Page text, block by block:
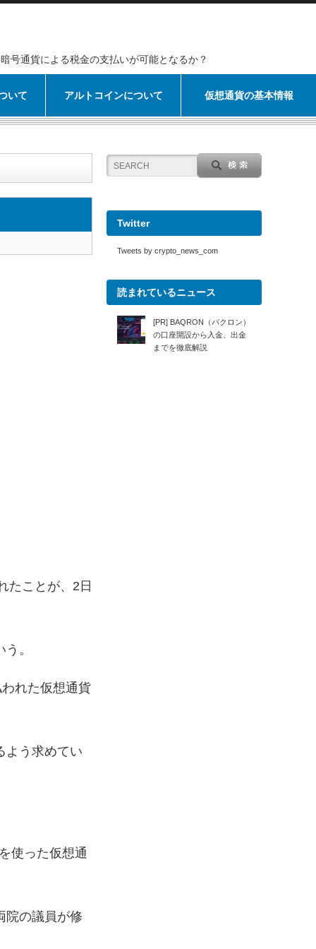
暗号通貨による税金の支払いが可能となるか？
いて アルトコインについて 仮想通貨の基本情報
たことが、2日
。
れた仮想通貨
よう求めてい
使った仮想通
院の議員が修
Twitter
Tweets by crypto_news_com
読まれているニュース
[PR] BAQRON（バクロン）
の口座開設から入金、出金
までを徹底解説